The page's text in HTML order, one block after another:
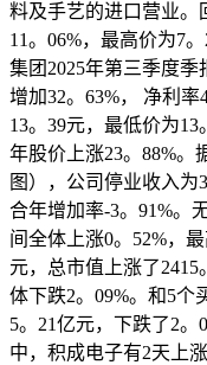
料及手艺的进口营业。
11。06%，最高价为7
集团2025年第三季度
增加32。63%， 净利率
13。39元，最低价为
年股价上涨23。88%。
图），公司停业收入为
合年增加率-3。91%。
间全体上涨0。52%，
元，总市值上涨了
体下跌2。09%。和5个
5。21亿元，下跌了2。
中，积成电子有2天上